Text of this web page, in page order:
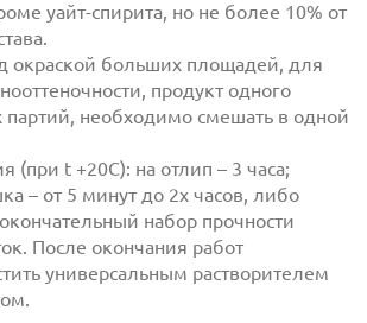
уайт-спирита, но не более 10% от
окраской больших площадей, для
продукт одного
партий, необходимо смешать в одной
(при t +20С): на отлип – 3 часа;
– от 5 минут до 2х часов, либо
набор прочности
После окончания работ
универсальным растворителем